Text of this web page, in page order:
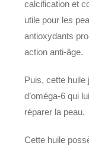
calcification et
utile pour les
antioxydants
action anti-âge.
Puis, cette huile
d’oméga-6 qui
réparer la peau.
Cette huile